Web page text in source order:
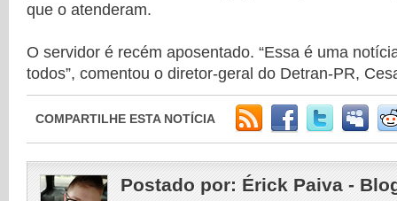
que o atenderam.
O servidor é recém aposentado. “Essa é uma
todos”, comentou o diretor-geral do Detran-PR,
COMPARTILHE ESTA NOTÍCIA
Postado por: Érick Paiva -